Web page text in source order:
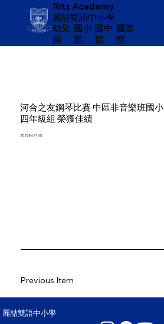
Ritz Academy
麗喆雙語中小學
幼兒
園
​國小
部
國中
部
國際
部
河合之友鋼琴比賽 中區非音樂班國小
四年級組 榮獲佳績
2025年6月16日
Previous Item
麗喆雙語中小學